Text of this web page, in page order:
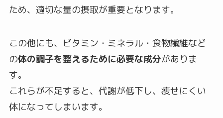
ため、適切な量の摂取が重要となります。
この他にも、ビタミン・ミネラル・食物繊維など
の体の調子を整えるために必要な成分がありま
す。
これらが不足すると、代謝が低下し、痩せにくい
体になってしまいます。